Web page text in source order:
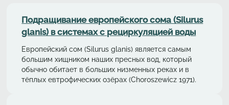
Подращивание европейского сома (Silurus
glanis) в системах с рециркуляциeй воды
Европейский сом (Silurus glanis) является самым
большим хищником наших пресных вод, который
обычно обитает в больших низменных реках и в
тёплых евтрофических озёрах (Choroszewicz 1971).